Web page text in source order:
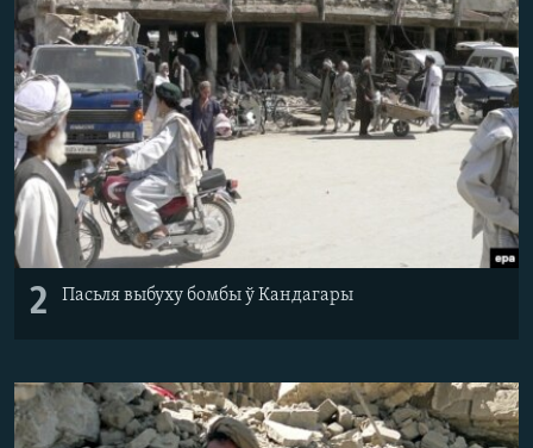
2 Пасьля выбуху бомбы ў Кандагары